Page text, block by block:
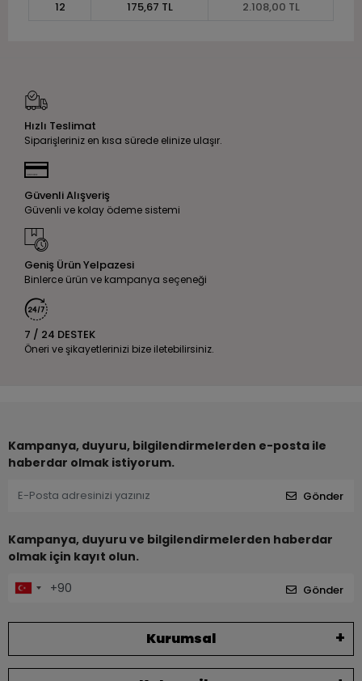
12
175,67 TL 2.108,00 TL
Hızlı Teslimat
Siparişleriniz en kısa sürede elinize ulaşır.
Güvenli Alışveriş
Güvenli ve kolay ödeme sistemi
Geniş Ürün Yelpazesi
Binlerce ürün ve kampanya seçeneği
7 / 24 DESTEK
Öneri ve şikayetlerinizi bize iletebilirsiniz.
Kampanya, duyuru, bilgilendirmelerden e-posta ile
haberdar olmak istiyorum.
Gönder
Kampanya, duyuru ve bilgilendirmelerden haberdar
olmak için kayıt olun.
Gönder
Kurumsal